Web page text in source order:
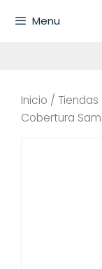
Menu
Inicio /
Cobertura